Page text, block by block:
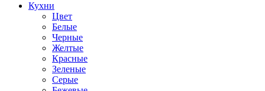
Кухни
Цвет
Белые
Черные
Желтые
Красные
Зеленые
Серые